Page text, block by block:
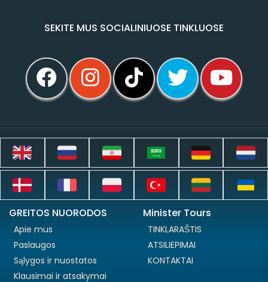
SEKITE MUS SOCIALINIUOSE TINKLUOSE
GREITOS NUORODOS
Apie mus
Paslaugos
Sąlygos ir nuostatos
Klausimai ir atsakymai
Minister Tours
TINKLARAŠTIS
ATSILIEPIMAI
KONTAKTAI